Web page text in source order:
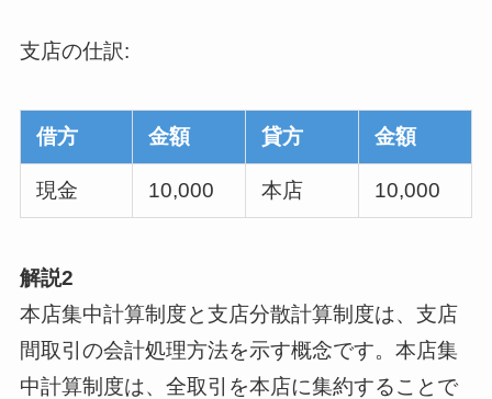
支店の仕訳:
借方 金額 貸方 金額
現金 10,000 本店 10,000
解説2
本店集中計算制度と支店分散計算制度は、支店
間取引の会計処理方法を示す概念です。本店集
中計算制度は、全取引を本店に集約することで